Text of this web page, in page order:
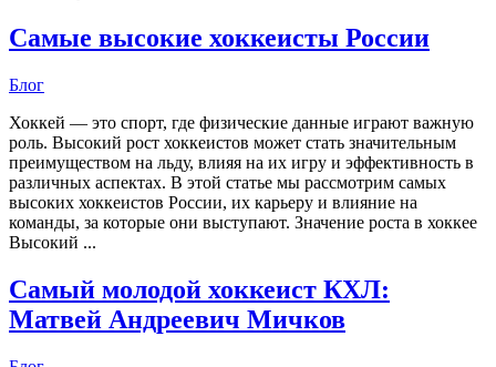
Самые высокие хоккеисты России
Блог
Хоккей — это спорт, где физические данные играют важную
роль. Высокий рост хоккеистов может стать значительным
преимуществом на льду, влияя на их игру и эффективность в
различных аспектах. В этой статье мы рассмотрим самых
высоких хоккеистов России, их карьеру и влияние на
команды, за которые они выступают. Значение роста в хоккее
Высокий ...
Самый молодой хоккеист КХЛ:
Матвей Андреевич Мичков